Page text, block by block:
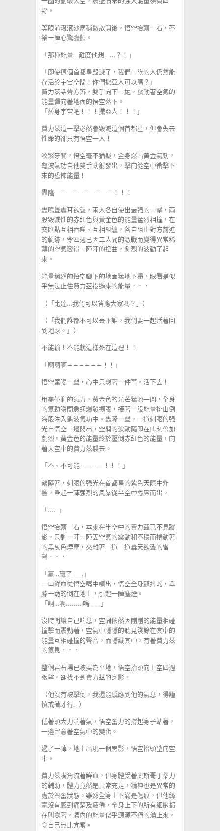
野。
等眼前滾滾沙塵稍微散開後，悟空抬頭一看，不
禁一陣心驚膽顫。
「那種能量…難度他想……？！」
「即使這個首都星毀滅了，我們一族的人仍然能
存活於宇宙空間！你們撒亞人可以嗎？」
費力茲話聲方落，雙手向下一拋，震動著空氣的
能量彈向著地面的悟空落下。
「葬身宇宙吧！！！撒亞人！！！」
費力茲這一擊必然會毀滅這個首都星，但會失去
性命的卻只有悟空一人！
咬緊牙關，悟空毫不猶疑，全身爆出黃金氣勁，
龜波氣功自他雙手勁射發出，擊向從空中衝擊下
來的恐怖能量！
轟隆——————————！！！
轟鳴聲震耳欲聾，兩人各自使出最强的一擊，兩
股毀滅性的赤紅色與黃金色的能量猛烈相撞，在
交匯點互相吞噬、互相糾纏，各自阻止對方前進
的軌跡，令四週已因二人間的激戰而變得異常稀
薄的空氣變得一陣陣的扭曲，劇烈的波動了起
來。
能量稍遜的悟空腳下的地面猛地下榻，眼看是似
乎無法止住費力茲投過來的能量．．．
（「比達…我們可以答應大家嗎？」）
（「我們誰都不可以丟下誰，我們要一起活著回
到地球。」）
不能輸！不能就這樣死在這裡！！
「啊啊啊——————！！」
悟空厲喝一聲，心中只想著一件事，活下去！
用盡僅剩的氣力，黃金色的光芒猛地一閃，全身
的氣勁瞬間急速爆發擴張，接著一股能量排山倒
海般注入龜波氣功中。轟隆一聲，一道刺眼的强
光自悟空一邊閃出，空間的波動隨即在此刻倍加
劇烈。黃金色的能量終於壓倒赤紅色的能量，向
著天空中的費力茲襲去。
「不、不可能————！！！」
緊隨著，刺眼的强光在首都星的紫色天際中炸
響，帶起一陣强烈的風暴從半空中捲席而出。
「……」
悟空抬頭一看，本來在半空中的費力茲已不見蹤
影，只剩一陣一陣因空氣的震動和不穩而捲動著
的黑灰色煙塵，夾雜著一道一道轟天欲聾的雷
聲．．．
「贏…贏了……」
一口鮮血從悟空嘴中噴出，悟空全身顫抖的，單
膝一跪的倒在地上，引起一陣塵煙。
「啊…啊………嗚……」
沒時間讓自己喘息，空間依然因剛剛的能量相碰
撞擊而震動著，空氣中隱隱的聽見殘餘在其中的
能量互相碰撞的聲音，而隱藏其中，有著費力茲
的氣息．．．
整個岩石場已被夷為平地，悟空抬頭向上空四週
張望，卻找不到費力茲的身影。
（他沒有被擊倒，我還能感應到他的氣息，得謹
慎戒備才行…）
低著頭大力喘著氣，悟空奮力的撐起身子站著，
一邊留意著空氣中的變化。
過了一陣，地上出現一個黑影，悟空抬頭望向空
中。
費力茲嘴角流著鮮血，但身體受著奧斯哥丁藥力
的輔助，體力竟然是異常充足，精神也是異常的
處於興奮狀態。雖然全身上下滿是傷痕，但他絲
毫沒有感到痛楚及疲倦，全身上下的所有細胞都
在叫囂著，體內的能量似乎源源不絕的湧上來，
令自己無比亢奮。